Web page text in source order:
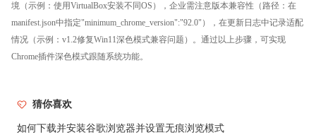
境（示例：使用VirtualBox安装不同OS），企业需注意版本兼容性（路径：在
manifest.json中指定"minimum_chrome_version":"92.0"），在更新日志中记录适配
情况（示例：v1.2修复Win11深色模式兼容问题）。通过以上步骤，可实现
Chrome插件深色模式跟随系统功能。
猜你喜欢
如何下载并安装谷歌浏览器并设置无痕浏览模式